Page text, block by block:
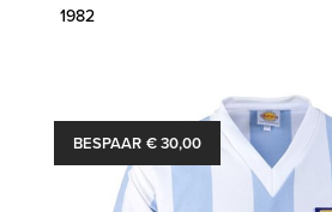
1982
BESPAAR € 30,00